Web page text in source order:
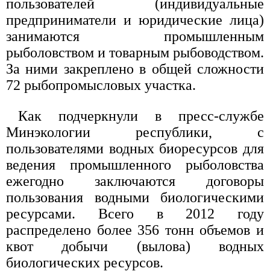
пользователей (индивидуальные
предприниматели и юридические лица)
занимаются промышленным
рыболовством и товарным рыбоводством.
За ними закреплено в общей сложности
72 рыбопромысловых участка.
Как подчеркнули в пресс-службе
Минэкологии республики, с
пользователями водных биоресурсов для
ведения промышленного рыболовства
ежегодно заключаются договоры
пользования водными биологическими
ресурсами. Всего в 2012 году
распределено более 356 тонн объемов и
квот добычи (вылова) водных
биологических ресурсов.